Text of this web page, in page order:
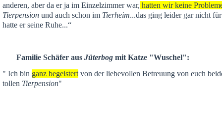
anderen, aber da er ja im Einzelzimmer war, hatten wir keine
Tierpension und auch schon im Tierheim...das ging leider gar nicht
hatte er seine Ruhe...“
Familie Schäfer aus Jüterbog mit Katze "Wuschel":
" Ich bin ganz begeistert von der liebevollen Betreuung von euch
tollen Tierpension"